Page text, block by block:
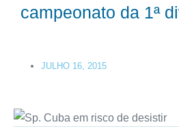
campeonato da 1ª
JULHO 16, 2015